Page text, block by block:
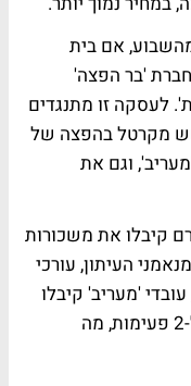
אם בית
'בר הפצה'
לעסקה זו מתנגדים
מקרטל בהפצה של
וגם את
קיבלו את משכורות
העיתון, עורכי
'מעריב' קיבלו
את כל משכורתם, לאחר שזו חולקה ל-2 פעימות, מה